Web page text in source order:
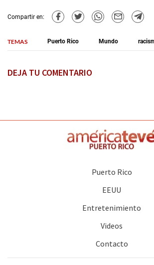
Compartir en:
TEMAS Puerto Rico Mundo
DEJA TU COMENTARIO
Puerto Rico
EEUU
Entretenimiento
Videos
Contacto